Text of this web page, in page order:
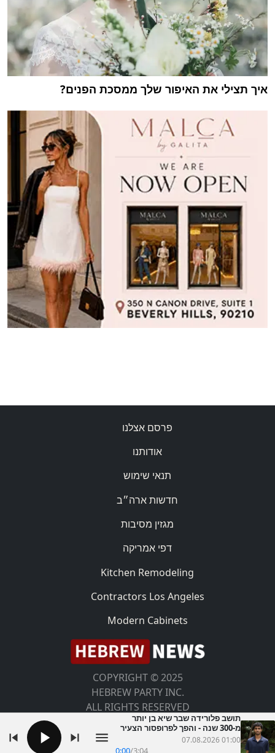
איך תצילי את האיפור שלך ממסכת הפנים?
פרסם אצלנו
אודותנו
תנאי שימוש
חדשות ארה״ב
מגזין מסיבות
דפי אמריקה
Kitchen Remodeling
Contractors Los Angeles
Modern Cabinets
COPYRIGHT © 2025
HEBREW PARTY INC.
ALL RIGHTS RESERVED
תושב פלורידה שבר שיא בן יותר
מ-300 שנה - והפך לפרופסור הצעיר
בהיסטוריה
07.08.2026 01:00
0:00/3:04